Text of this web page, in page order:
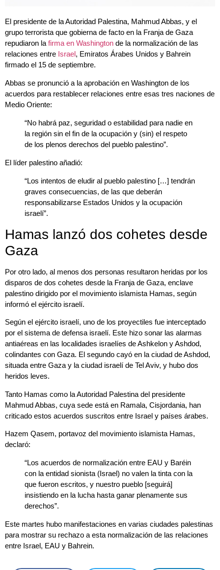
El presidente de la Autoridad Palestina, Mahmud Abbas, y el
grupo terrorista que gobierna de facto en la Franja de Gaza
repudiaron la firma en Washington de la normalización de las
relaciones entre Israel, Emiratos Árabes Unidos y Bahrein
firmado el 15 de septiembre.
Abbas se pronunció a la aprobación en Washington de los
acuerdos para restablecer relaciones entre esas tres naciones de
Medio Oriente:
“No habrá paz, seguridad o estabilidad para nadie en
la región sin el fin de la ocupación y (sin) el respeto
de los plenos derechos del pueblo palestino”.
El líder palestino añadió:
“Los intentos de eludir al pueblo palestino […] tendrán
graves consecuencias, de las que deberán
responsabilizarse Estados Unidos y la ocupación
israelí”.
Hamas lanzó dos cohetes desde
Gaza
Por otro lado, al menos dos personas resultaron heridas por los
disparos de dos cohetes desde la Franja de Gaza, enclave
palestino dirigido por el movimiento islamista Hamas, según
informó el ejército israelí.
Según el ejército israelí, uno de los proyectiles fue interceptado
por el sistema de defensa israelí. Este hizo sonar las alarmas
antiaéreas en las localidades israelíes de Ashkelon y Ashdod,
colindantes con Gaza. El segundo cayó en la ciudad de Ashdod,
situada entre Gaza y la ciudad israelí de Tel Aviv, y hubo dos
heridos leves.
Tanto Hamas como la Autoridad Palestina del presidente
Mahmud Abbas, cuya sede está en Ramala, Cisjordania, han
criticado estos acuerdos suscritos entre Israel y países árabes.
Hazem Qasem, portavoz del movimiento islamista Hamas,
declaró:
“Los acuerdos de normalización entre EAU y Baréin
con la entidad sionista (Israel) no valen la tinta con la
que fueron escritos, y nuestro pueblo [seguirá]
insistiendo en la lucha hasta ganar plenamente sus
derechos”.
Este martes hubo manifestaciones en varias ciudades palestinas
para mostrar su rechazo a esta normalización de las relaciones
entre Israel, EAU y Bahrein.